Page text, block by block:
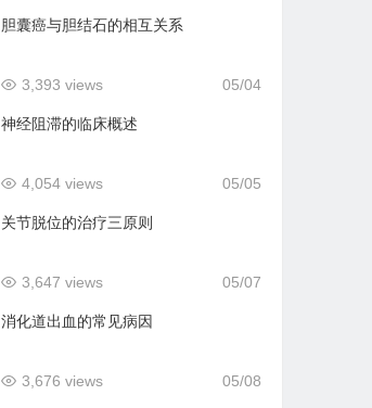
胆囊癌与胆结石的相互关系
05/04
3,393 views
神经阻滞的临床概述
05/05
4,054 views
关节脱位的治疗三原则
05/07
3,647 views
消化道出血的常见病因
05/08
3,676 views